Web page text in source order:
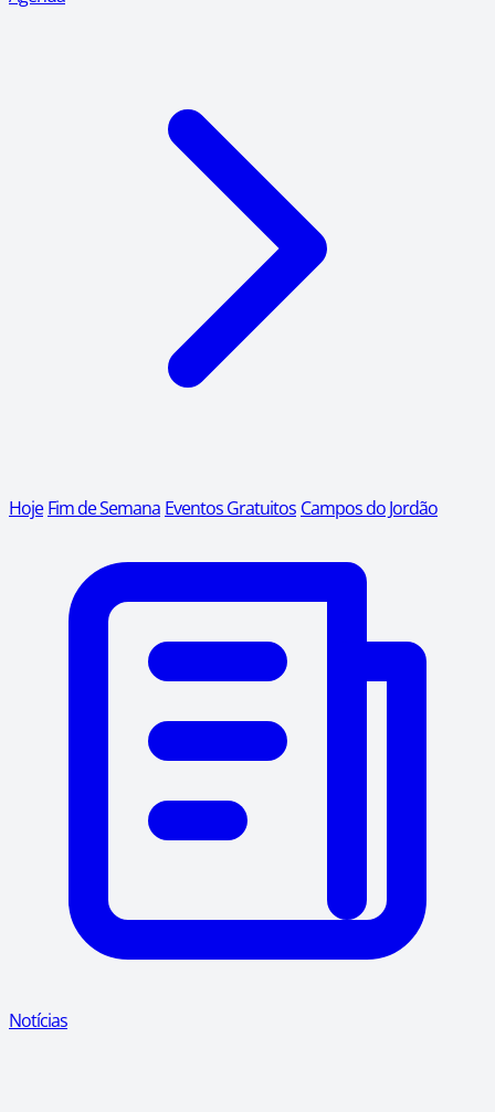
Hoje Fim de Semana Eventos Gratuitos Campos do Jordão
Notícias